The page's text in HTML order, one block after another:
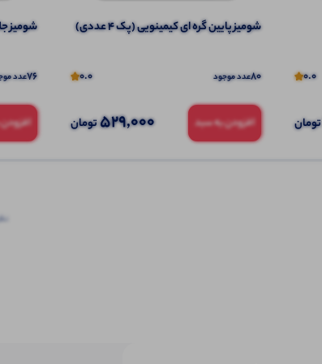
0.0
تومان
شومیز پایین گره ای کیمینویی (پک 4 عددی)
80عدد موجود 0.0
افزودن به سبد 529,000تومان
شومیز جلو
76عدد